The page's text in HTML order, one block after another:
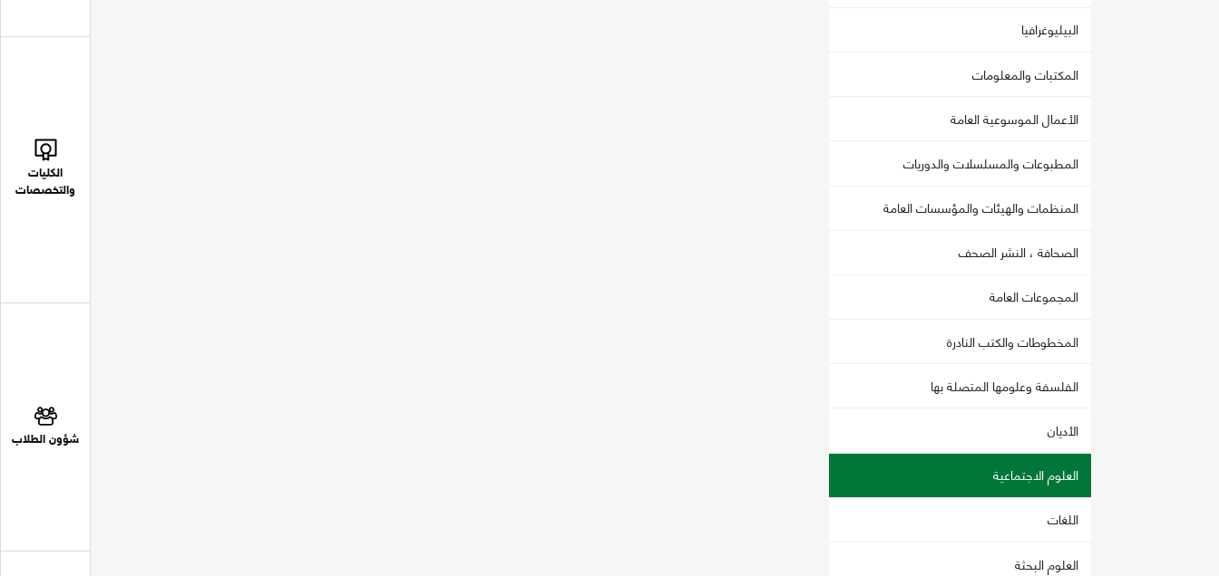
الكليات
والتخصصات
شؤون الطلاب
البيليوغرافيا
المكتبات والمعلومات
الأعمال الموسوعية العامة
المطبوعات والمسلسلات والدوريات
المنظمات والهيئات والمؤسسات العامة
الصحافة ، النشر الصحف
المجموعات العامة
المخطوطات والكتب النادرة
الفلسفة وعلومها المتصلة بها
الأديان
العلوم الاجتماعية
اللغات
العلوم البحثة